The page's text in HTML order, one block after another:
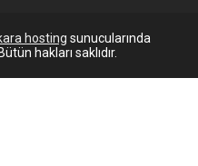
hosting sunucularında
hakları saklıdır.